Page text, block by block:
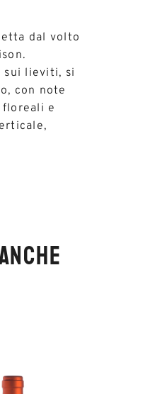
dal volto
sui lieviti, si
con note
floreali e